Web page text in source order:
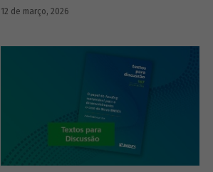
avaliação do BNDES Garagem demonstra
12 de março, 2026